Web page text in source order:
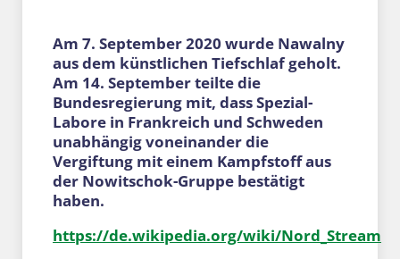
Am 7. September 2020 wurde Nawalny
aus dem künstlichen Tiefschlaf geholt.
Am 14. September teilte die
Bundesregierung mit, dass Spezial-
Labore in Frankreich und Schweden
unabhängig voneinander die
Vergiftung mit einem Kampfstoff aus
der Nowitschok-Gruppe bestätigt
haben.
https://de.wikipedia.org/wiki/Nord_Stream